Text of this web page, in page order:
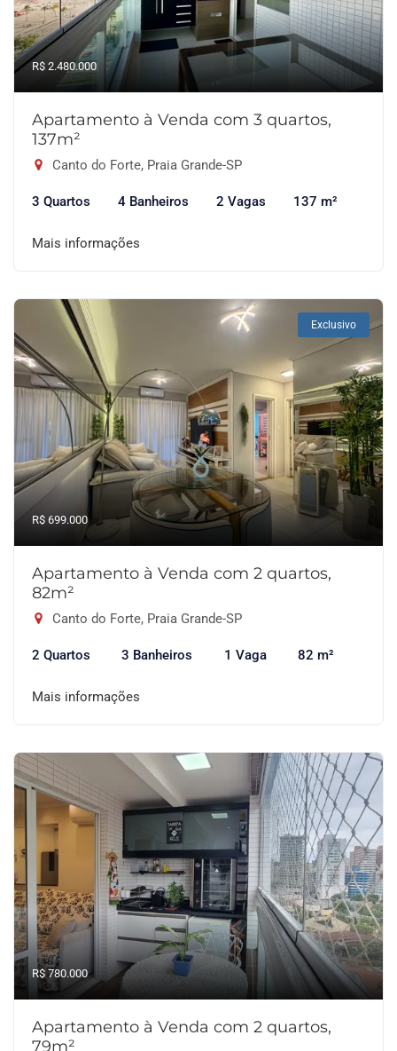
R$ 2.480.000
Apartamento à Venda com 3 quartos,
137m²
Canto do Forte, Praia Grande-SP
3 Quartos 4 Banheiros 2 Vagas 137 m²
Mais informações
Exclusivo
R$ 699.000
Apartamento à Venda com 2 quartos,
82m²
Canto do Forte, Praia Grande-SP
2 Quartos 3 Banheiros 1 Vaga 82 m²
Mais informações
R$ 780.000
Apartamento à Venda com 2 quartos,
79m²